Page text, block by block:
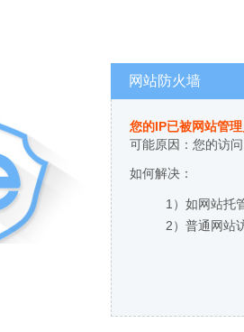
网站防火墙
您的IP已被网站管
可能原因：您的访
如何解决：
1）如网站托
2）普通网站